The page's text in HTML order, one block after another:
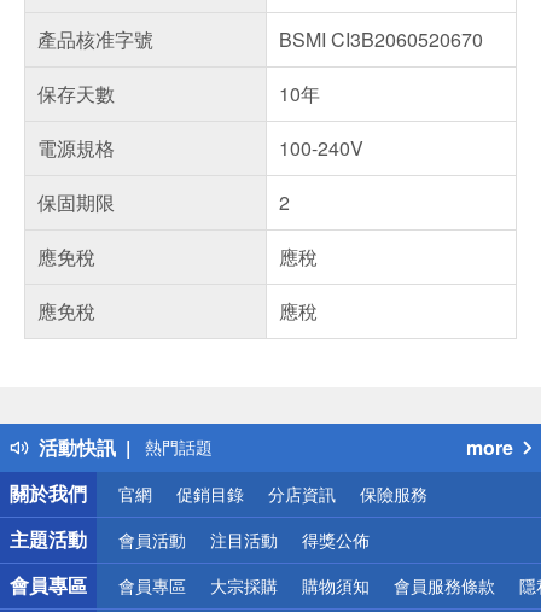
產品核准字號
BSMI CI3B2060520670
保存天數
10年
電源規格
100-240V
保固期限
2
應免稅
應稅
應免稅
應稅
活動快訊
得獎公告
熱門話題
銀行優惠
偏遠地區配送
詐騙網頁！請小心！
more
關於我們
官網 促銷目錄 分店資訊 保險服務
主題活動 會員活動 注目活動 得獎公佈
會員專區 會員專區 大宗採購 購物須知 會員服務條款 隱